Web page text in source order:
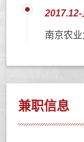
2017.12-
南京农
兼职信息